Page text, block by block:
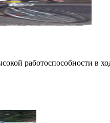
работоспособности в